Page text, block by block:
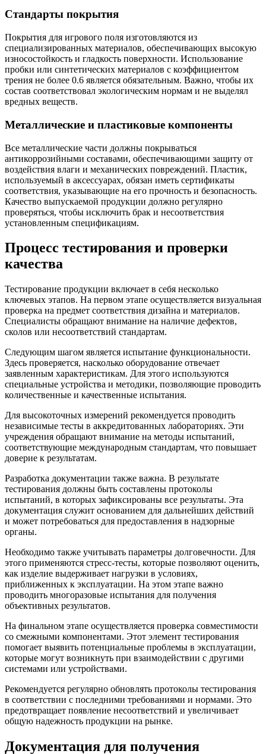
Стандарты покрытия
Покрытия для игрового поля изготовляются из
специализированных материалов, обеспечивающих высокую
износостойкость и гладкость поверхности. Использование
пробки или синтетических материалов с коэффициентом
трения не более 0.6 является обязательным. Важно, чтобы их
состав соответствовал экологическим нормам и не выделял
вредных веществ.
Металлические и пластиковые компоненты
Все металлические части должны покрываться
антикоррозийными составами, обеспечивающими защиту от
воздействия влаги и механических повреждений. Пластик,
используемый в аксессуарах, обязан иметь сертификаты
соответствия, указывающие на его прочность и безопасность.
Качество выпускаемой продукции должно регулярно
проверяться, чтобы исключить брак и несоответствия
установленным спецификациям.
Процесс тестирования и проверки
качества
Тестирование продукции включает в себя несколько
ключевых этапов. На первом этапе осуществляется визуальная
проверка на предмет соответствия дизайна и материалов.
Специалисты обращают внимание на наличие дефектов,
сколов или несоответствий стандартам.
Следующим шагом является испытание функциональности.
Здесь проверяется, насколько оборудование отвечает
заявленным характеристикам. Для этого используются
специальные устройства и методики, позволяющие проводить
количественные и качественные испытания.
Для высокоточных измерений рекомендуется проводить
независимые тесты в аккредитованных лабораториях. Эти
учреждения обращают внимание на методы испытаний,
соответствующие международным стандартам, что повышает
доверие к результатам.
Разработка документации также важна. В результате
тестирования должны быть составлены протоколы
испытаний, в которых зафиксированы все результаты. Эта
документация служит основанием для дальнейших действий
и может потребоваться для предоставления в надзорные
органы.
Необходимо также учитывать параметры долговечности. Для
этого применяются стресс-тесты, которые позволяют оценить,
как изделие выдерживает нагрузки в условиях,
приближенных к эксплуатации. На этом этапе важно
проводить многоразовые испытания для получения
объективных результатов.
На финальном этапе осуществляется проверка совместимости
со смежными компонентами. Этот элемент тестирования
помогает выявить потенциальные проблемы в эксплуатации,
которые могут возникнуть при взаимодействии с другими
системами или устройствами.
Рекомендуется регулярно обновлять протоколы тестирования
в соответствии с последними требованиями и нормами. Это
предотвращает появление несоответствий и увеличивает
общую надежность продукции на рынке.
Документация для получения